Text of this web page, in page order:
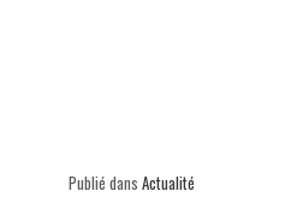
Publié dans Actualité